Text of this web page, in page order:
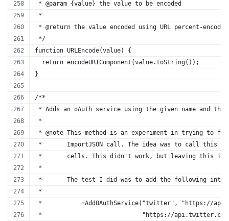
* @param {value} the value to be encoded
*
* @return the value encoded using URL percent-
*/
function URLEncode(value) {
  return encodeURIComponent(value.toString());
}
/**
* Adds an oAuth service using the given name and
*
* @note This method is an experiment in trying to
*       ImportJSON call. The idea was to call this
*       cells. This didn't work, but leaving this in
*
*       The test I did was to add the following into
*
*           =AddOAuthService("twitter", "https://
*                            "https://api.twitter.com/